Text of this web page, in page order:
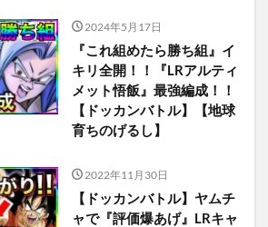
2024年5月17日
『これ組めたら勝ち組』イ
キリ全開！！『LRアルティ
メット悟飯』最強編成！！
【ドッカンバトル】【地球
育ちのげるし】
2022年11月30日
【ドッカンバトル】ヤムチ
ャで『評価爆あげ』LRキャ